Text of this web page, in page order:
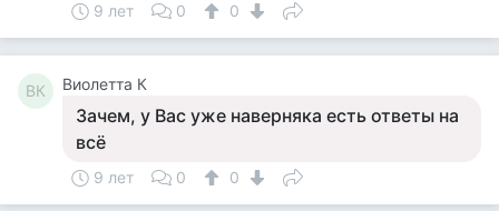
9 лет 0 0
ВК Виолетта К
Зачем, у Вас уже наверняка есть ответы на
всё
9 лет 0 0